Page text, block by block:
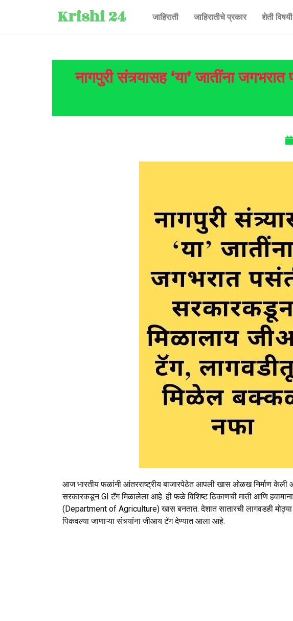
Krishi 24 जाहिराती जाहिरातीचे प्रकार शेती
नागपुरी संत्र्यासह ‘या’ जातींना
आज भारतीय फळांनी आंतरराष्ट्रीय बाजारपेठेत आपली खास ओळख निर्माण केली
सरकारकडून GI टॅग मिळालेला आहे. ही फळे विशिष्ट ठिकाणची माती आणि
(Department of Agriculture) खास बनतात. देशात सातारची लागवडही
पिकवल्या जाणाऱ्या संत्र्यांना जीआय टॅग देण्यात आला आहे.